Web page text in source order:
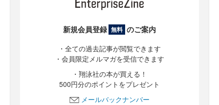
新規会員登録 無料 のご案内
・全ての過去記事が閲覧できます
・会員限定メルマガを受信できます
・翔泳社の本が買える！
500円分のポイントをプレゼント
メールバックナンバー